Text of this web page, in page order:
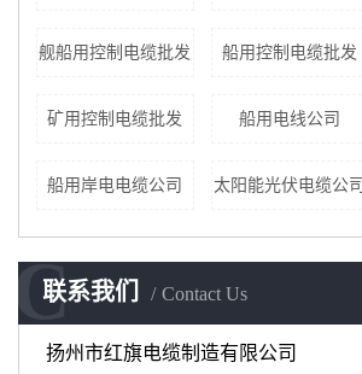
舰船用控制电缆批发 船用控制电缆批发
矿用控制电缆批发 船用电线公司
船用岸电电缆公司 太阳能光伏电缆公司
联系我们 Contact Us
C
扬州市红旗电缆制造有限公司